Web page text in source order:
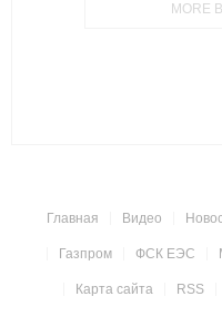
MORE
Главная Видео
Газпром ФСК ЕЭС
Карта сайта RSS